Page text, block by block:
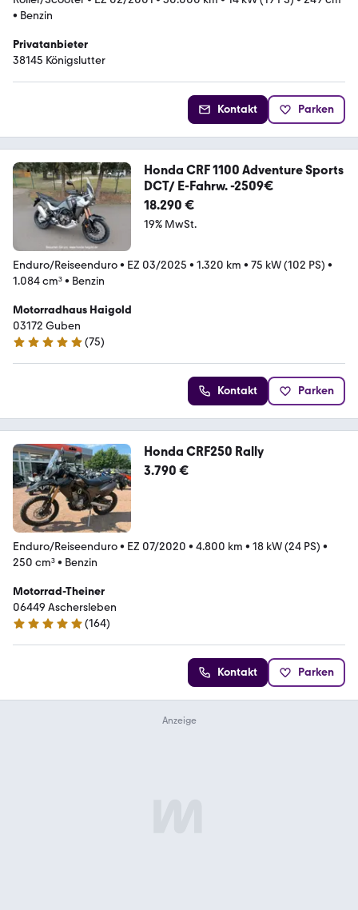
• Benzin
Privatanbieter
38145 Königslutter
Kontakt Parken
Honda CRF 1100 Adventure Sports
DCT/ E-Fahrw. -2509€
18.290 €
19% MwSt.
Enduro/Reiseenduro• EZ 03/2025 • 1.320 km • 75 kW (102 PS) •
1.084 cm³• Benzin
Motorradhaus Haigold
03172 Guben
4.9 Sterne
(75)
Kontakt Parken
Honda CRF250 Rally
3.790 €
Enduro/Reiseenduro• EZ 07/2020 • 4.800 km • 18 kW (24 PS) •
250 cm³• Benzin
Motorrad-Theiner
06449 Aschersleben
4.8 Sterne
(164)
Kontakt Parken